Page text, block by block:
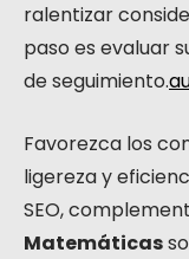
ralentizar
paso es evaluar
de seguimiento.
Favorezca los
ligereza y
SEO,
Matemáticas